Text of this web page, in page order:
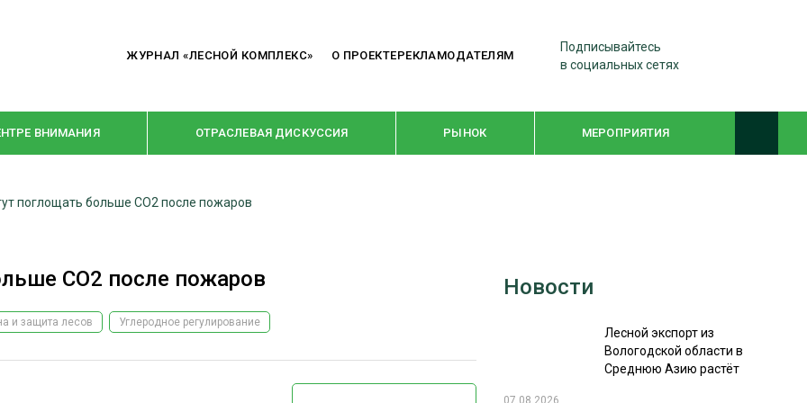
ЖУРНАЛ «ЛЕСНОЙ КОМПЛЕКС» О ПРОЕКТЕРЕКЛАМОДАТЕЛЯМ
Подписывайтесь
в социальных сетях
ВНИМАНИЯ ОТРАСЛЕВАЯ ДИСКУССИЯ РЫНОК МЕРОПРИЯТИЯ
ДОМОСТРОЕНИЕ
РУБРИКИ
КРУПНЫМ ПЛАНОМ
ВЗГЛЯД ИЗНУТРИ
ПРЕДПРИЯТИЯ ЛПК
WOODEX-2021
СУШКА ДРЕВЕСИНЫ
поглощать больше CO2 после пожаров
CO2 после пожаров
и защита лесов Углеродное регулирование
Новости
Лесной экспорт из
Вологодской области в
Среднюю Азию растёт
07.08.2026